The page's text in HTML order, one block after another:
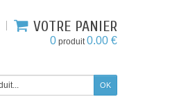
VOTRE PANIER
0 produit0.00 €